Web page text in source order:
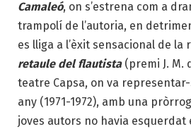
Camaleó, on s’estrena com a
trampolí de l’autoria, en
es lliga a l’èxit sensacional de la
retaule del flautista(premi J. M.
teatre Capsa, on va representar-
any (1971-1972), amb una
joves autors no havia esquerdat